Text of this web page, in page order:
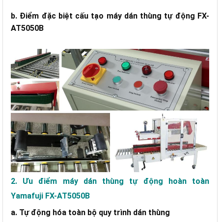
b. Điểm đặc biệt cấu tạo máy dán thùng tự động FX-
AT5050B
2. Ưu điểm máy dán thùng tự động hoàn toàn
Yamafuji FX-AT5050B
a. Tự động hóa toàn bộ quy trình dán thùng